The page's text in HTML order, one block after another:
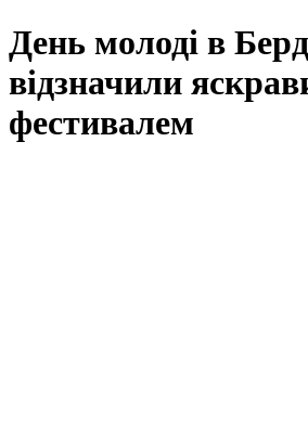
День молоді в
відзначили
фестивалем